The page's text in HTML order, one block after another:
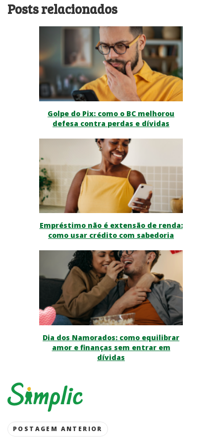
Posts relacionados
Golpe do Pix: como o BC melhorou
defesa contra perdas e dívidas
Empréstimo não é extensão de renda:
como usar crédito com sabedoria
Dia dos Namorados: como equilibrar
amor e finanças sem entrar em
dívidas
Post
POSTAGEM ANTERIOR